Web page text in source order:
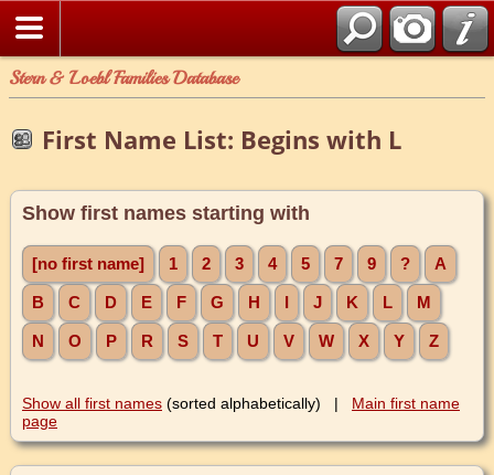
Stern & Loebl Families Database
First Name List: Begins with L
Show first names starting with
[no first name] 1 2 3 4 5 7 9 ? A
B C D E F G H J K L M
N O P R S T U V W X Y Z
Show all first names (sorted alphabetically) | Main first name
page